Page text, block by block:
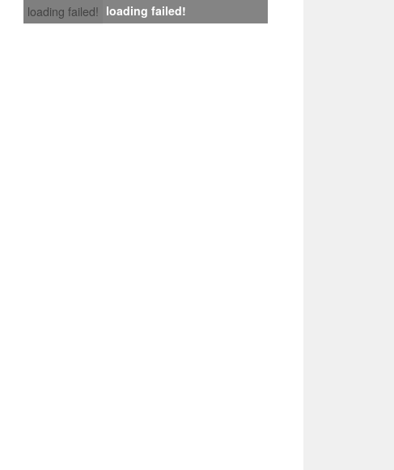
loading failed! loading failed!